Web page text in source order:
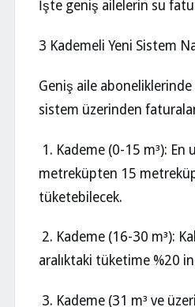
İşte geniş ailelerin su
3 Kademeli Yeni Sistem
Geniş aile
sistem üzerinden
1. Kademe (0-15 m³): En
metreküpten 15
tüketebilecek.
2. Kademe (16-30 m³):
aralıktaki tüketime %20
3. Kademe (31 m³ ve